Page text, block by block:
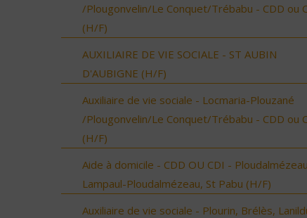
/Plougonvelin/Le Conquet/Trébabu - CDD ou
(H/F)
AUXILIAIRE DE VIE SOCIALE - ST AUBIN
D'AUBIGNE (H/F)
Auxiliaire de vie sociale - Locmaria-Plouzané
/Plougonvelin/Le Conquet/Trébabu - CDD ou
(H/F)
Aide à domicile - CDD OU CDI -
Lampaul-Ploudalmézeau, St Pabu (H/F)
Auxiliaire de vie sociale - Plourin, Brélès,